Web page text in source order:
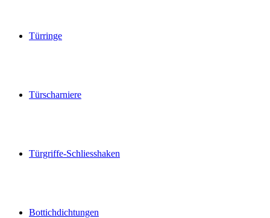
Türringe
Türscharniere
Türgriffe-Schliesshaken
Bottichdichtungen